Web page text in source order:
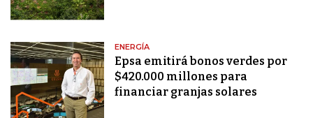
ENERGÍA
Epsa emitirá bonos verdes por
$420.000 millones para
financiar granjas solares